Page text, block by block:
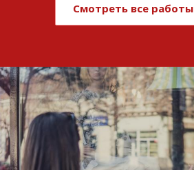
Смотреть все работы